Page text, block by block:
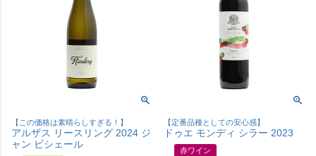
【この価格は素晴らしすぎる！】
アルザス リースリング 2024 ジ
ャン ビシェール
【定番品種としての安心感】
ドゥエ モンディ シラー 2023
赤ワイン